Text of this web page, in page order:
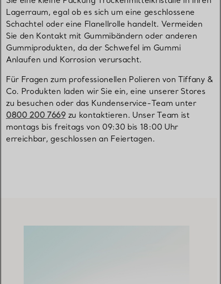
Lagerraum, egal ob es sich um eine geschlossene
Schachtel oder eine Flanellrolle handelt. Vermeiden
Sie den Kontakt mit Gummibändern oder anderen
Gummiprodukten, da der Schwefel im Gummi
Anlaufen und Korrosion verursacht.
Für Fragen zum professionellen Polieren von Tiffany &
Co. Produkten laden wir Sie ein, eine unserer Stores
zu besuchen oder das Kundenservice-Team unter
0800 200 7669zu kontaktieren. Unser Team ist
montags bis freitags von 09:30 bis 18:00 Uhr
erreichbar, geschlossen an Feiertagen.